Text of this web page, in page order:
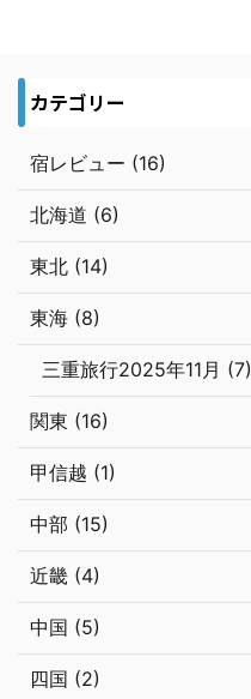
カテゴリー
宿レビュー (16)
北海道 (6)
東北 (14)
東海 (8)
三重旅行2025年11月 (7)
関東 (16)
甲信越 (1)
中部 (15)
近畿 (4)
中国 (5)
四国 (2)